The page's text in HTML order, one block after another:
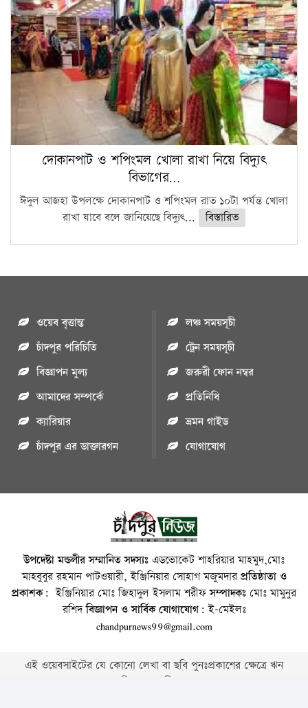
দোকানপাট ও শপিংমল খোলা রাখা নিয়ে বিদ্যুৎ
বিভাগের…
ঈদুল আজহা উপলক্ষে দোকানপাট ও শপিংমল রাত ১০টা পর্যন্ত খোলা
রাখা যাবে বলে জানিয়েছে বিদ্যুৎ...
বিস্তারিত
ওয়েব বৃত্তান্ত
চাঁদপুর পরিচিতি
বিজ্ঞাপন মুল্য
আমাদের সম্পর্কে
ক্যারিয়ার
চাঁদপুর এর ডাক্তারগন
লঞ্চ সময়সূচী
ট্রেন সময়সূচী
জরুরী ফোন নম্বর
প্রতিনিধি
ভ্রমন গাইড
যোগাযোগ
উপদেষ্টা মন্ডলীর সম্মানিত সদস্যঃ এডভোকেট শাহরিয়ার মাহমুদ,মোঃ
মাহবুবুর রহমান পাটওয়ারী, ইঞ্জিনিয়ার সোহাগ মজুমদারপ্রতিষ্ঠাতা ও
প্রকাশক: ইঞ্জিনিয়ার মোঃ জিহাদুল ইসলাম শরীফসম্পাদকঃ মোঃ মামুনুর
রশিদবিজ্ঞাপন ও সার্বিক যোগাযোগ: ই-মেইলঃ
chandpurnews99@gmail.com
এই ওয়েবসাইটের যে কোনো লেখা বা ছবি পুনঃপ্রকাশের ক্ষেত্রে ঋন
স্বীকার বাঞ্চনীয় ।